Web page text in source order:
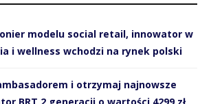
modelu social retail, innowator w
i wellness wchodzi na rynek polski
i otrzymaj najnowsze
BRT 2 generacji o wartości 4299 zł